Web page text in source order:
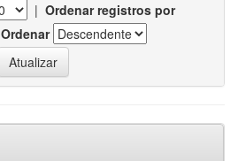
| Ordenar registros por
Ordenar